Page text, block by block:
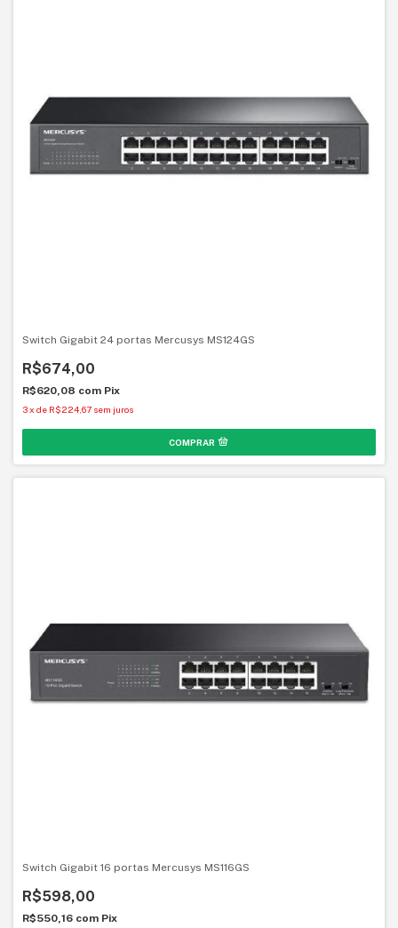
Switch Gigabit 24 portas Mercusys MS124GS
R$674,00
R$620,08 com Pix
3x de R$224,67 sem juros
Switch Gigabit 16 portas Mercusys MS116GS
R$598,00
R$550,16 com Pix